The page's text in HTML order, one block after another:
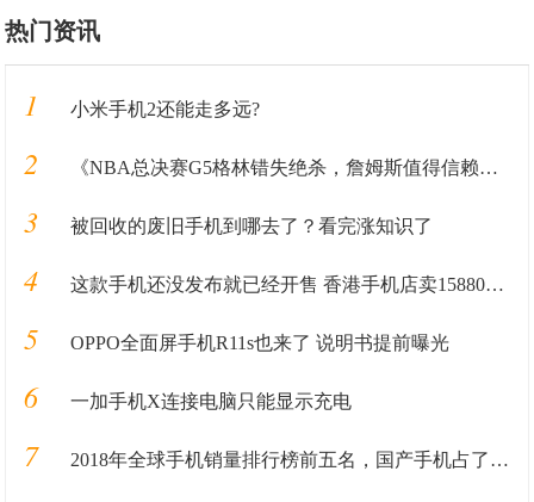
热门资讯
1 小米手机2还能走多远?
2 《NBA总决赛G5格林错失绝杀，詹姆斯值得信赖的帮手到底在哪？》
3 被回收的废旧手机到哪去了？看完涨知识了
4 这款手机还没发布就已经开售 香港手机店卖15880港币
5 OPPO全面屏手机R11s也来了 说明书提前曝光
6 一加手机X连接电脑只能显示充电
7 2018年全球手机销量排行榜前五名，国产手机占了三个，可惜华为!